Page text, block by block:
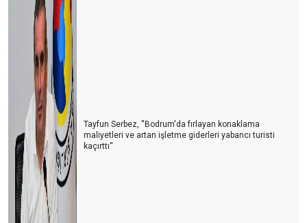
Tayfun Serbez, ''Bodrum'da fırlayan konaklama
maliyetleri ve artan işletme giderleri yabancı turisti
kaçırttı''